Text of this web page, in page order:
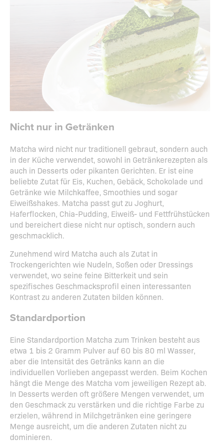
Nicht nur in Getränken
Matcha wird nicht nur traditionell gebraut, sondern auch
in der Küche verwendet, sowohl in Getränkerezepten als
auch in Desserts oder pikanten Gerichten. Er ist eine
beliebte Zutat für Eis, Kuchen, Gebäck, Schokolade und
Getränke wie Milchkaffee, Smoothies und sogar
Eiweißshakes. Matcha passt gut zu Joghurt,
Haferflocken, Chia-Pudding, Eiweiß- und Fettfrühstücken
und bereichert diese nicht nur optisch, sondern auch
geschmacklich.
Zunehmend wird Matcha auch als Zutat in
Trockengerichten wie Nudeln, Soßen oder Dressings
verwendet, wo seine feine Bitterkeit und sein
spezifisches Geschmacksprofil einen interessanten
Kontrast zu anderen Zutaten bilden können.
Standardportion
Eine Standardportion Matcha zum Trinken besteht aus
etwa 1 bis 2 Gramm Pulver auf 60 bis 80 ml Wasser,
aber die Intensität des Getränks kann an die
individuellen Vorlieben angepasst werden. Beim Kochen
hängt die Menge des Matcha vom jeweiligen Rezept ab.
In Desserts werden oft größere Mengen verwendet, um
den Geschmack zu verstärken und die richtige Farbe zu
erzielen, während in Milchgetränken eine geringere
Menge ausreicht, um die anderen Zutaten nicht zu
dominieren.